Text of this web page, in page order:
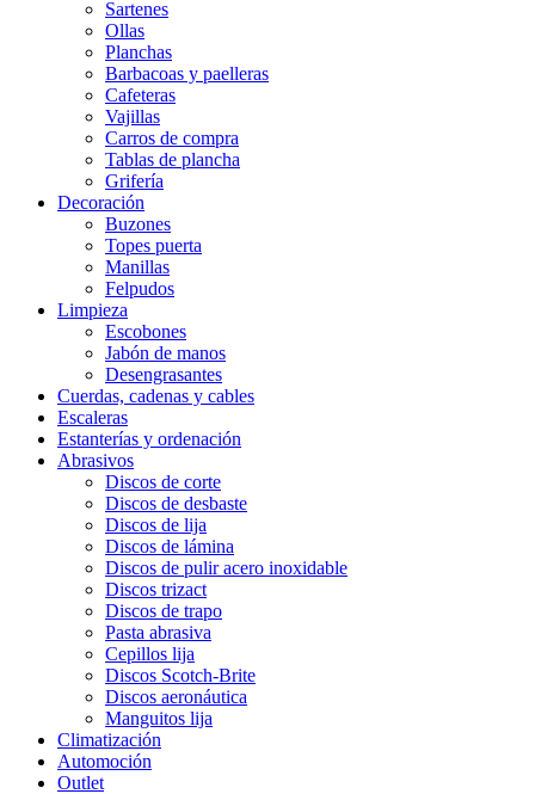
Sartenes
Ollas
Planchas
Barbacoas y paelleras
Cafeteras
Vajillas
Carros de compra
Tablas de plancha
Grifería
Decoración
Buzones
Topes puerta
Manillas
Felpudos
Limpieza
Escobones
Jabón de manos
Desengrasantes
Cuerdas, cadenas y cables
Escaleras
Estanterías y ordenación
Abrasivos
Discos de corte
Discos de desbaste
Discos de lija
Discos de lámina
Discos de pulir acero inoxidable
Discos trizact
Discos de trapo
Pasta abrasiva
Cepillos lija
Discos Scotch-Brite
Discos aeronáutica
Manguitos lija
Climatización
Automoción
Outlet